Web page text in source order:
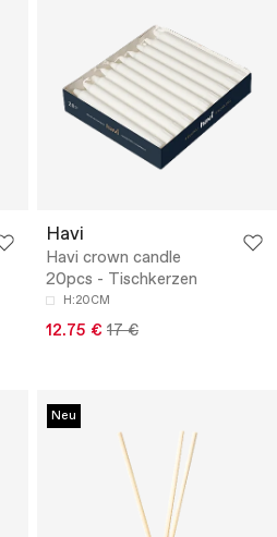
Havi
Havi crown candle
20pcs - Tischkerzen
H:20CM
12.75 € 17 €
Neu